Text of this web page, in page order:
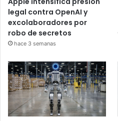
legal contra OpenAI y
excolaboradores por
robo de secretos
hace 3 semanas